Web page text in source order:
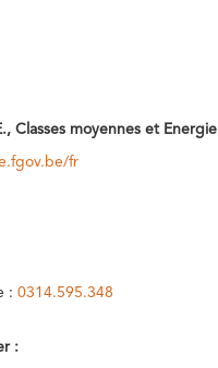
Classes moyennes et Energie
fr
: 0314.595.348
: